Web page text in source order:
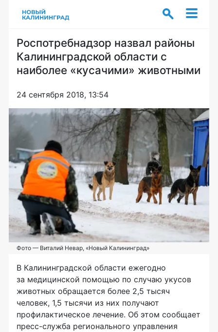
Роспотребнадзор назвал районы
Калининградской области с
наиболее «кусачими» животными
24 сентября 2018, 13:54
Фото — Виталий Невар, «Новый Калининград»
В Калининградской области ежегодно
за медицинской помощью по случаю укусов
животных обращается более 2,5 тысяч
человек, 1,5 тысячи из них получают
профилактическое лечение. Об этом сообщает
пресс-служба регионального управления